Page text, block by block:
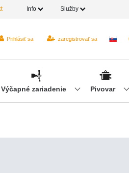
Info Služby
Prihlásiť sa zaregistrovať sa
Výčapné zariadenie Pivovar